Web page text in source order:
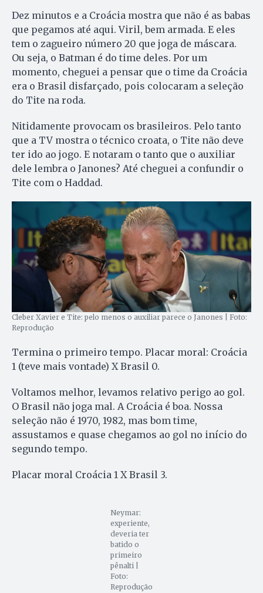
Dez minutos e a Croácia mostra que não é as babas
que pegamos até aqui. Viril, bem armada. E eles
tem o zagueiro número 20 que joga de máscara.
Ou seja, o Batman é do time deles. Por um
momento, cheguei a pensar que o time da Croácia
era o Brasil disfarçado, pois colocaram a seleção
do Tite na roda.
Nitidamente provocam os brasileiros. Pelo tanto
que a TV mostra o técnico croata, o Tite não deve
ter ido ao jogo. E notaram o tanto que o auxiliar
dele lembra o Janones? Até cheguei a confundir o
Tite com o Haddad.
Cleber Xavier e Tite: pelo menos o auxiliar parece o Janones | Foto:
Reprodução
Termina o primeiro tempo. Placar moral: Croácia
1 (teve mais vontade) X Brasil 0.
Voltamos melhor, levamos relativo perigo ao gol.
O Brasil não joga mal. A Croácia é boa. Nossa
seleção não é 1970, 1982, mas bom time,
assustamos e quase chegamos ao gol no início do
segundo tempo.
Placar moral Croácia 1 X Brasil 3.
Neymar:
experiente,
deveria ter
batido o
primeiro
pênalti |
Foto:
Reprodução